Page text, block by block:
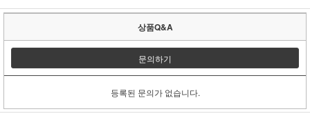
상품Q&A
문의하기
등록된 문의가 없습니다.